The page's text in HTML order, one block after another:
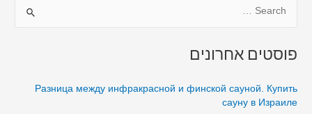
יבשה
סאונה
באלון
rפוסטים אחרונים
Разница между инфракрасной и финской сауной. Купить
сауну в Израиле